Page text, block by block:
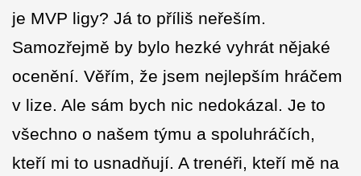
je MVP ligy? Já to příliš neřeším.
Samozřejmě by bylo hezké vyhrát nějaké
ocenění. Věřím, že jsem nejlepším hráčem
v lize. Ale sám bych nic nedokázal. Je to
všechno o našem týmu a spoluhráčích,
kteří mi to usnadňují. A trenéři, kteří mě na